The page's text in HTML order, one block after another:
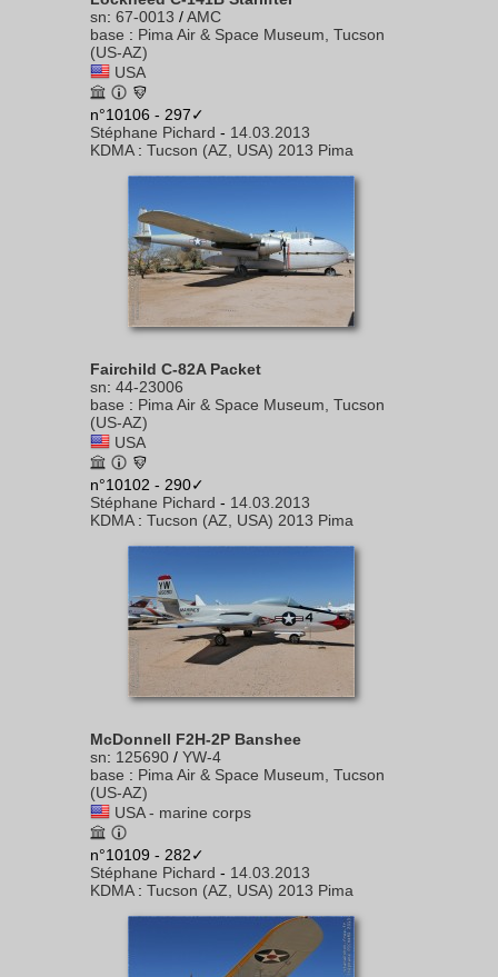
sn: 67-0013 /AMC
base : Pima Air & Space Museum, Tucson
(US-AZ)
USA
n°10106 - 297✓
Stéphane Pichard - 14.03.2013
KDMA: Tucson (AZ, USA) 2013 Pima
Fairchild C-82A Packet
sn: 44-23006
base : Pima Air & Space Museum, Tucson
(US-AZ)
USA
n°10102 - 290✓
Stéphane Pichard - 14.03.2013
KDMA: Tucson (AZ, USA) 2013 Pima
McDonnell F2H-2P Banshee
sn: 125690 / YW-4
base : Pima Air & Space Museum, Tucson
(US-AZ)
USA - marine corps
n°10109 - 282✓
Stéphane Pichard - 14.03.2013
KDMA: Tucson (AZ, USA) 2013 Pima